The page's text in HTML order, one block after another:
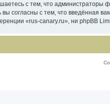
с тем, что
вы согласны с тем, что введённая
«rus-canary.ru», ни phpBB